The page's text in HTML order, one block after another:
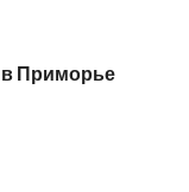
в Приморье